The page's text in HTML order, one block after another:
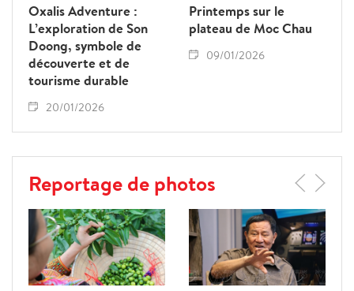
Oxalis Adventure :
L’exploration de Son
Doong, symbole de
découverte et de
tourisme durable
20/01/2026
Printemps sur le
plateau de Moc Chau
09/01/2026
Reportage de photos